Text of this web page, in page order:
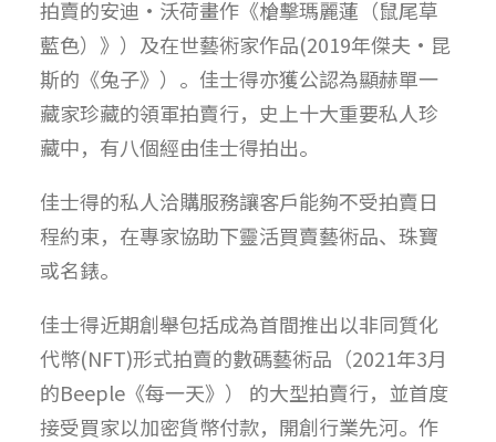
拍賣的安迪·沃荷畫作《槍擊瑪麗蓮（鼠尾草
藍色）》）及在世藝術家作品(2019年傑夫·昆
斯的《兔子》）。佳士得亦獲公認為顯赫單一
藏家珍藏的領軍拍賣行，史上十大重要私人珍
藏中，有八個經由佳士得拍出。
佳士得的私人洽購服務讓客戶能夠不受拍賣日
程約束，在專家協助下靈活買賣藝術品、珠寶
或名錶。
佳士得近期創舉包括成為首間推出以非同質化
代幣(NFT)形式拍賣的數碼藝術品（2021年3月
的Beeple《每一天》） 的大型拍賣行，並首度
接受買家以加密貨幣付款，開創行業先河。作